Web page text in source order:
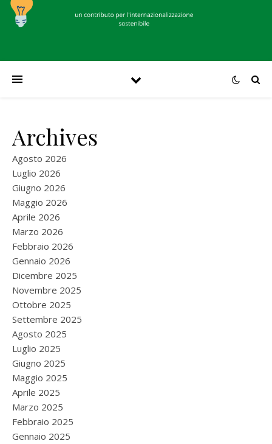
Archives
Agosto 2026
Luglio 2026
Giugno 2026
Maggio 2026
Aprile 2026
Marzo 2026
Febbraio 2026
Gennaio 2026
Dicembre 2025
Novembre 2025
Ottobre 2025
Settembre 2025
Agosto 2025
Luglio 2025
Giugno 2025
Maggio 2025
Aprile 2025
Marzo 2025
Febbraio 2025
Gennaio 2025